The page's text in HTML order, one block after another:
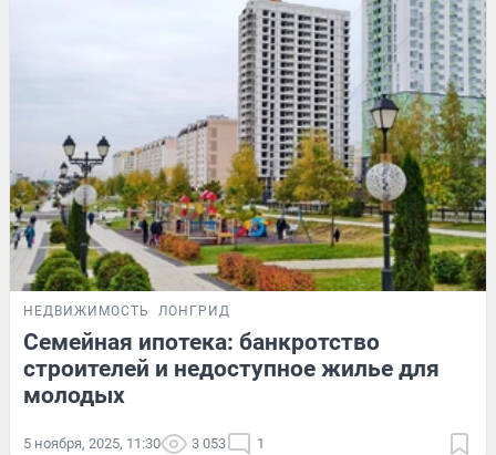
НЕДВИЖИМОСТЬ ЛОНГРИД
Семейная ипотека: банкротство
строителей и недоступное жилье для
молодых
5 ноября, 2025, 11:30 3 053 1